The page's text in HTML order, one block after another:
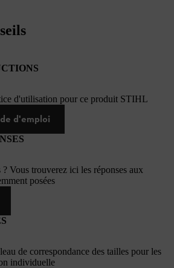
d'utilisation pour ce produit STIHL
d'emploi
Vous trouverez ici les réponses aux
posées
de correspondance des tailles pour les
individuelle